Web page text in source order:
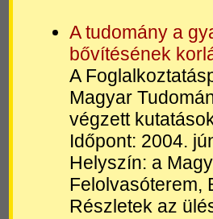
A tudomány a
bővítésének
A
Magyar
végzett
Időpont: 2004.
Helyszín: a
Felolvasóterem,
Részletek az